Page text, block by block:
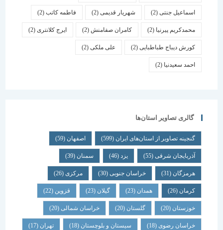
اسماعیل جنتی(2) شهریار قدیمی(2) فاطمه کاتب(2)
محمدکریم پیرنیا (2) کامران صفامنش(2) ایرج کلانتری (2)
کورش دیباج طباطبایی(2) علی ملکی(2)
احمد سعیدنیا (2)
گالری تصاویر استان‌ها
گنجینه تصاویر از استان‌های ایران(599) اصفهان (59)
آذربایجان شرقی(55) یزد سمنان (39)
هرمزگان(31) خراسان جنوبی(30) مرکزی (26)
همدان گیلان قزوین
خوزستان(20) گلستان (20) خراسان شمالی(20)
خراسان رضوی(18) سیستان و بلوچستان(18) تهران